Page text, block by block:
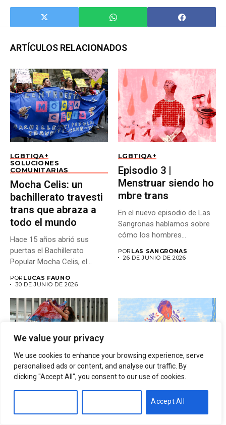
We value your privacy
We use cookies to enhance your browsing experience, serve
personalised ads or content, and analyse our traffic. By
clicking "Accept All", you consent to our use of cookies.
Accept All
suicidio
informados»
ARTÍCULOS RELACIONADOS
LGBTIQA+
SOLUCIONES
COMUNITARIAS
Mocha Celis: un
bachillerato travesti
trans que abraza a
todo el mundo
Hace 15 años abrió sus
puertas el Bachillerato
Popular Mocha Celis, el...
POR LUCAS FAUNO
30 DE JUNIO DE 2026
LGBTIQA+
Episodio 3 |
Menstruar siendo ho
mbre trans
En el nuevo episodio de Las
Sangronas hablamos sobre
cómo los hombres...
POR LAS SANGRONAS
26 DE JUNIO DE 2026
MUJERES
Una justicia que
El parpadeo de la
herida